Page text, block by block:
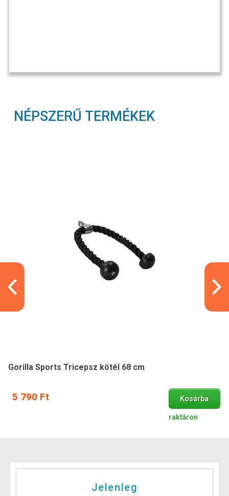
NÉPSZERŰ TERMÉKEK
Gorilla Sports Tricepsz kötél 68 cm
5 790 Ft Kosárba
raktáron
Jelenleg